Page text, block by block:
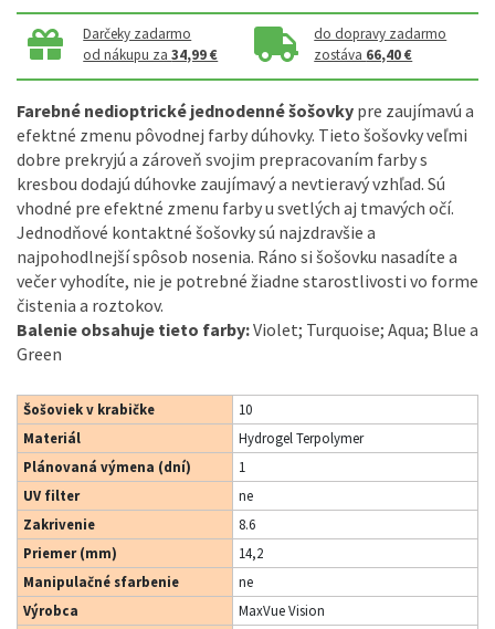
Darčeky zadarmo
od nákupu za34,99 €
do dopravy zadarmo
zostáva 66,40 €
Farebné nedioptrické jednodenné šošovky pre zaujímavú a
efektné zmenu pôvodnej farby dúhovky. Tieto šošovky veľmi
dobre prekryjú a zároveň svojim prepracovaním farby s
kresbou dodajú dúhovke zaujímavý a nevtieravý vzhľad. Sú
vhodné pre efektné zmenu farby u svetlých aj tmavých očí.
Jednodňové kontaktné šošovky sú najzdravšie a
najpohodlnejší spôsob nosenia. Ráno si šošovku nasadíte a
večer vyhodíte, nie je potrebné žiadne starostlivosti vo forme
čistenia a roztokov.
Balenie obsahuje tieto farby:Violet; Turquoise; Aqua; Blue a
Green
Šošoviek v krabičke
10
Materiál
Hydrogel Terpolymer
Plánovaná výmena (dní)
1
UV filter
ne
Zakrivenie
8.6
Priemer (mm)
14,2
Manipulačné sfarbenie
ne
Výrobca
MaxVue Vision